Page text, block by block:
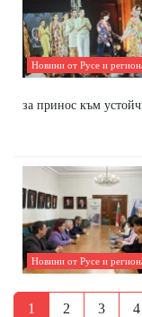
Новини от Русе и
за принос към
Новини от Русе и
1 2 3 4